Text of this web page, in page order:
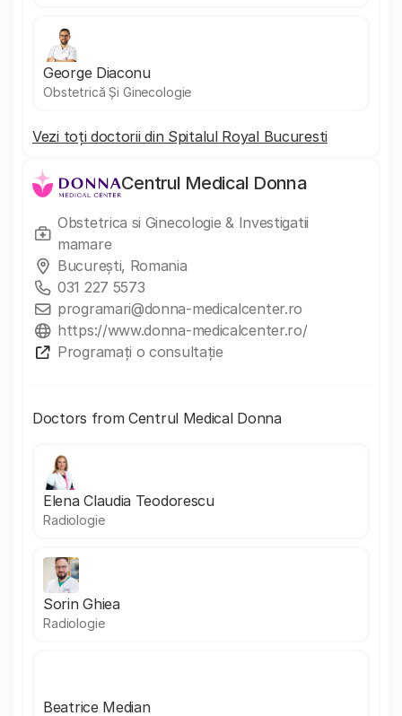
George Diaconu
Obstetrică Și Ginecologie
Vezi toți doctorii din Spitalul Royal Bucuresti
Centrul Medical Donna
Obstetrica si Ginecologie & Investigatii
mamare
București, Romania
031 227 5573
programari@donna-medicalcenter.ro
https://www.donna-medicalcenter.ro/
Programați o consultație
Doctors from Centrul Medical Donna
Elena Claudia Teodorescu
Radiologie
Sorin Ghiea
Radiologie
Beatrice Median